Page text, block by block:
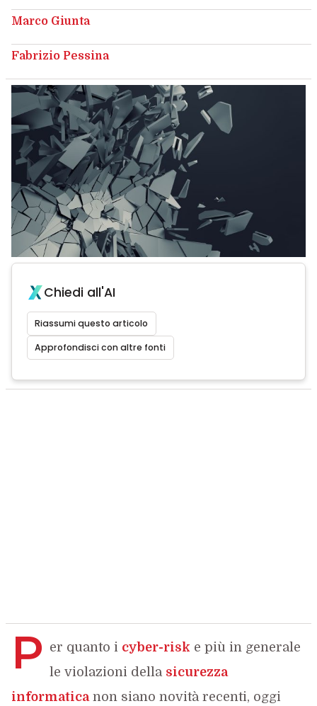
Marco Giunta
Fabrizio Pessina
Chiedi all'AI
Riassumi questo articolo
Approfondisci con altre fonti
P er quanto i cyber-risk e più in generale
le violazioni della sicurezza
informaticanon siano novità recenti, oggi